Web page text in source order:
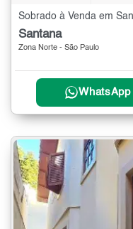
Sobrado à Venda em
Santana
Zona Norte - São Paulo
WhatsApp